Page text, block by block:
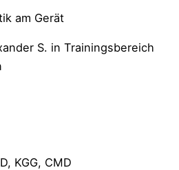
am Gerät
KGG, CMD